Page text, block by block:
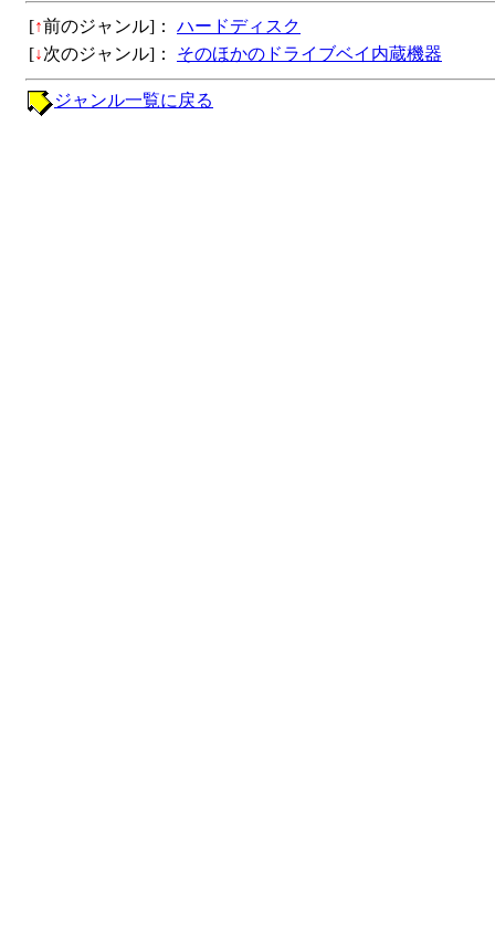
[↑前のジャンル]：
ハードディスク
[↓次のジャンル]： そのほかのドライブベイ内蔵機器
ジャンル一覧に戻る